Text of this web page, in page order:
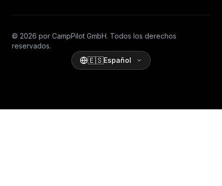
© 2026 por CampPilot GmbH. Todos los derechos
reservados.
🇪🇸Español